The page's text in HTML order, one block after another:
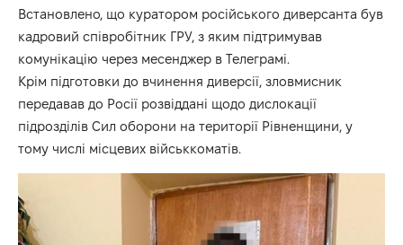
Встановлено, що куратором російського диверсанта був
кадровий співробітник ГРУ, з яким підтримував
комунікацію через месенджер в Телеграмі.
Крім підготовки до вчинення диверсії, зловмисник
передавав до Росії розвіддані щодо дислокації
підрозділів Сил оборони на території Рівненщини, у
тому числі місцевих військкоматів.